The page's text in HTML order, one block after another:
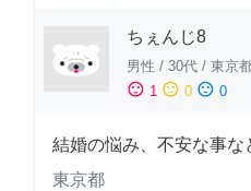
ちぇんじ8
男性 / 30代 / 東京
sentiment_satisfied 1 sentiment_neutral 0 sentiment_dissatisfied 0
結婚の悩み、不安な事な
東京都